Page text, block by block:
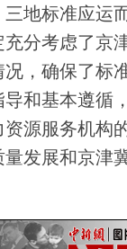
地标准应运
分考虑了京
，确保了标
和基本遵循
源服务机构
发展和京津